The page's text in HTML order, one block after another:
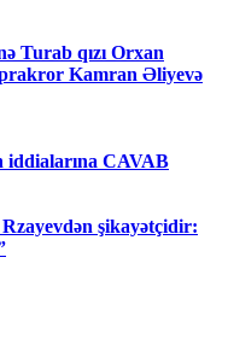
Turab qızı Orxan
Kamran Əliyevə
iddialarına CAVAB
şikayətçidir: